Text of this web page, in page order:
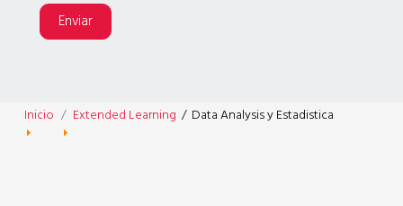
Enviar
Inicio Extended Learning / Data Analysis y Estadistica